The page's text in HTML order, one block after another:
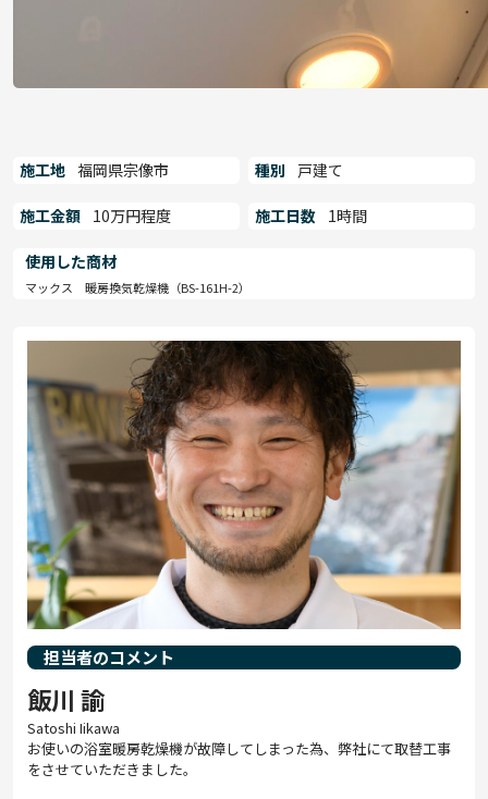
施工地 福岡県宗像市 種別 戸建て
施工金額 10万円程度 施工日数 1時間
使用した商材
マックス 暖房換気乾燥機（BS-161H-2）
担当者のコメント
飯川 諭
Satoshi Iikawa
お使いの浴室暖房乾燥機が故障してしまった為、弊社にて取替工事
をさせていただきました。